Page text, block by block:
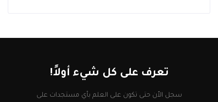
تعرف على كل شيء أولاً!
سجل الاّن حتى تكون على العلم بأي مستجدات على